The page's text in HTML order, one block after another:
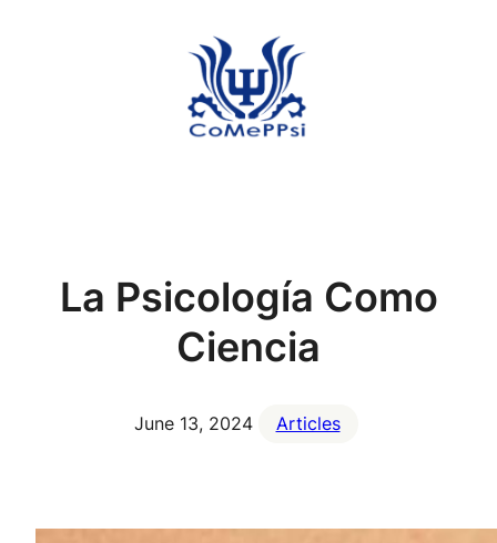
La Psicología Como
Ciencia
June 13, 2024 Articles